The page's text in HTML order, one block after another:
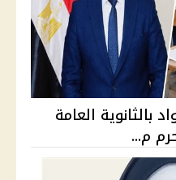
الراسب في 3 مواد بالثانوية العامة
م...